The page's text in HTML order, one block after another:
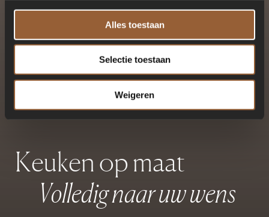
Alles toestaan
Selectie toestaan
Weigeren
Keuken opmaat
Volledignaaruwwens